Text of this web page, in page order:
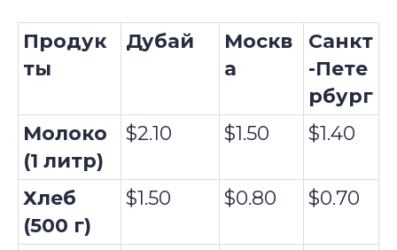
Продук
ты
Дубай
Москв
а
Санкт
-Пете
рбург
Молоко
(1 литр)
$2.10 $1.50 $1.40
Хлеб
(500 г)
$1.50 $0.80 $0.70